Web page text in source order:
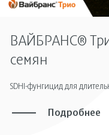
ВАЙБРАНС®
семян
SDHI-фунгицид для
Подробнее